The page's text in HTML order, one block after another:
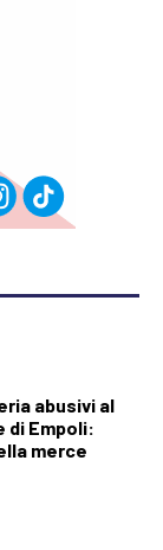
abusivi al
di Empoli:
merce